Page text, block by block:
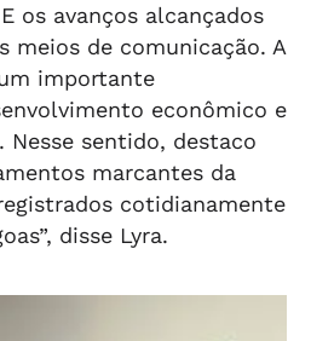
os avanços alcançados
meios de comunicação. A
importante
econômico e
Nesse sentido, destaco
marcantes da
cotidianamente
disse Lyra.